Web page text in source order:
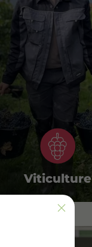
Viticulture